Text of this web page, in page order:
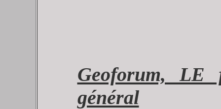
Geoforum, LE
général